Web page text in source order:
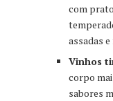
com
assadas
Vinhos
corpo
sabores